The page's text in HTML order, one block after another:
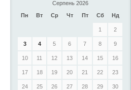
Серпень 2026
Пн
Вт Ср Чт Пт Сб Нд
1 2
3 4 5 6 7 8 9
10 11 12 13 14 15 16
17 18 19 20 21 22 23
24 25 26 27 28 29 30